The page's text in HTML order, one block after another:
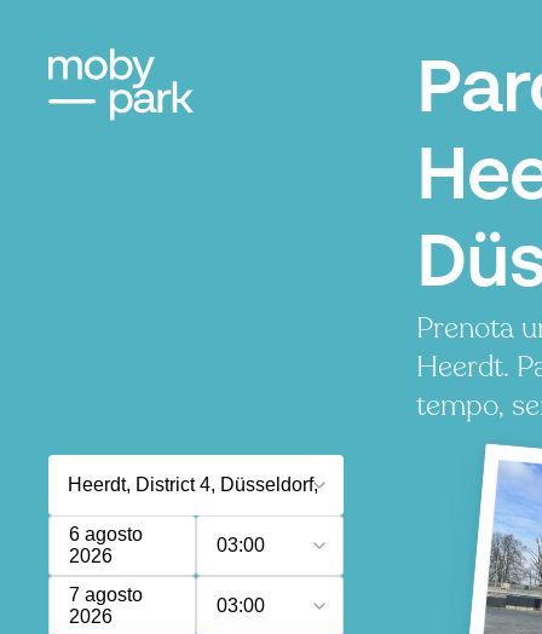
Prenota
Heerdt.
tempo,
6 agosto
2026
03:00
7 agosto
2026
03:00